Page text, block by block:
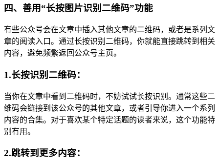
四、善用“长按图片识别二维码”功能
有些公众号会在文章中插入其他文章的二维码，或者是系列文
章的阅读入口。通过长按识别二维码，你就能直接跳转到相关
内容，避免频繁返回公众号主页。
1.长按识别二维码：
当你在文章中看到二维码时，不妨试试长按识别。通常这些二
维码会链接到该公众号的其他文章，或者引导你进入一个系列
内容的合集。对于喜欢某个特定话题的读者来说，这个功能特
别有用。
2.跳转到更多内容：